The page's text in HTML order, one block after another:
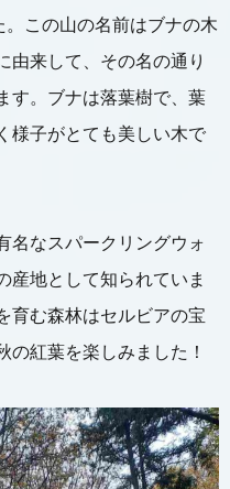
この山の名前はブナの木
由来して、その名の通り
す。ブナは落葉樹で、葉
様子がとても美しい木で
名なスパークリングウォ
産地として知られていま
育む森林はセルビアの宝
の紅葉を楽しみました！